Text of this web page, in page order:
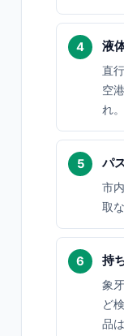
液
直
空
れ。
パ
市
取
持
象
ど
品